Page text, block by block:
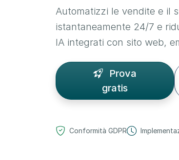
Automatizzi le vendite e il
istantaneamente 24/7 e
IA integrati con sito web,
Prova
gratis
Conformità GDPR